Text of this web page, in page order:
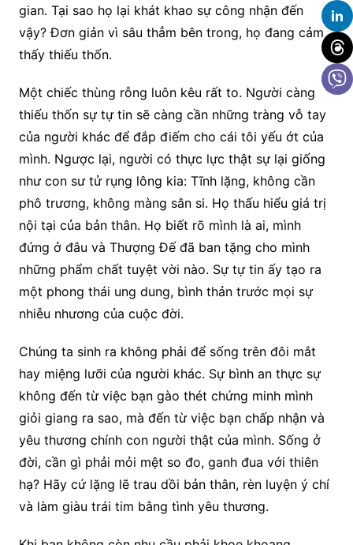
gian. Tại sao họ lại khát khao sự công nhận đến
vậy? Đơn giản vì sâu thẳm bên trong, họ đang cảm
thấy thiếu thốn.
Một chiếc thùng rỗng luôn kêu rất to. Người càng
thiếu thốn sự tự tin sẽ càng cần những tràng vỗ tay
của người khác để đắp điếm cho cái tôi yếu ớt của
mình. Ngược lại, người có thực lực thật sự lại giống
như con sư tử rụng lông kia: Tĩnh lặng, không cần
phô trương, không màng sân si. Họ thấu hiểu giá trị
nội tại của bản thân. Họ biết rõ mình là ai, mình
đứng ở đâu và Thượng Đế đã ban tặng cho mình
những phẩm chất tuyệt vời nào. Sự tự tin ấy tạo ra
một phong thái ung dung, bình thản trước mọi sự
nhiễu nhương của cuộc đời.
Chúng ta sinh ra không phải để sống trên đôi mắt
hay miệng lưỡi của người khác. Sự bình an thực sự
không đến từ việc bạn gào thét chứng minh mình
giỏi giang ra sao, mà đến từ việc bạn chấp nhận và
yêu thương chính con người thật của mình. Sống ở
đời, cần gì phải mỏi mệt so đo, ganh đua với thiên
hạ? Hãy cứ lặng lẽ trau dồi bản thân, rèn luyện ý chí
và làm giàu trái tim bằng tình yêu thương.